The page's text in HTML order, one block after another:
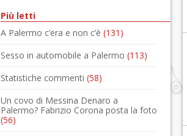
Più letti
A Palermo c’era e non c’è (131)
Sesso in automobile a Palermo (113)
Statistiche commenti (58)
Un covo di Messina Denaro a
Palermo? Fabrizio Corona posta la foto
(56)